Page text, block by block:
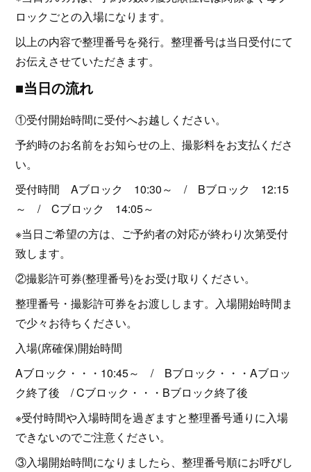
ロックごとの入場になります。
以上の内容で整理番号を発行。整理番号は当日受付にて
お伝えさせていただきます。
■当日の流れ
①受付開始時間に受付へお越しください。
予約時のお名前をお知らせの上、撮影料をお支払くださ
い。
受付時間 Aブロック 10:30～ / Bブロック 12:15
～ / Cブロック 14:05～
※当日ご希望の方は、ご予約者の対応が終わり次第受付
致します。
②撮影許可券(整理番号)をお受け取りください。
整理番号・撮影許可券をお渡しします。入場開始時間ま
で少々お待ちください。
入場(席確保)開始時間
Aブロック・・・10:45～ / Bブロック・・・Aブロッ
ク終了後 / Cブロック・・・Bブロック終了後
※受付時間や入場時間を過ぎますと整理番号通りに入場
できないのでご注意ください。
③入場開始時間になりましたら、整理番号順にお呼びし